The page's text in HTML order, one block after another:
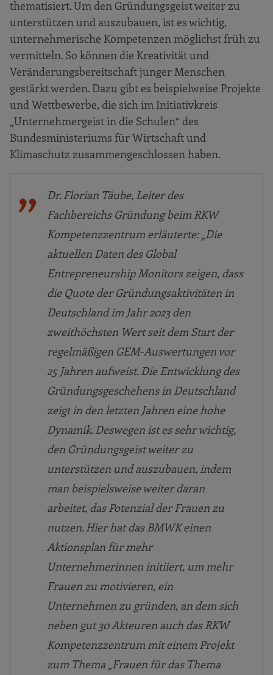
thematisiert. Um den Gründungsgeist weiter zu
unterstützen und auszubauen, ist es wichtig,
unternehmerische Kompetenzen möglichst früh zu
vermitteln. So können die Kreativität und
Veränderungsbereitschaft junger Menschen
gestärkt werden. Dazu gibt es beispielweise Projekte
und Wettbewerbe, die sich im Initiativkreis
„Unternehmergeist in die Schulen“ des
Bundesministeriums für Wirtschaft und
Klimaschutz zusammengeschlossen haben.
Dr. Florian Täube, Leiter des
Fachbereichs Gründung beim RKW
Kompetenzzentrum erläuterte: „Die
aktuellen Daten des Global
Entrepreneurship Monitors zeigen, dass
die Quote der Gründungsaktivitäten in
Deutschland im Jahr 2023 den
zweithöchsten Wert seit dem Start der
regelmäßigen GEM-Auswertungen vor
25 Jahren aufweist. Die Entwicklung des
Gründungsgeschehens in Deutschland
zeigt in den letzten Jahren eine hohe
Dynamik. Deswegen ist es sehr wichtig,
den Gründungsgeist weiter zu
unterstützen und auszubauen, indem
man beispielsweise weiter daran
arbeitet, das Potenzial der Frauen zu
nutzen. Hier hat das BMWK einen
Aktionsplan für mehr
Unternehmerinnen initiiert, um mehr
Frauen zu motivieren, ein
Unternehmen zu gründen, an dem sich
neben gut 30 Akteuren auch das RKW
Kompetenzzentrum mit einem Projekt
zum Thema „Frauen für das Thema